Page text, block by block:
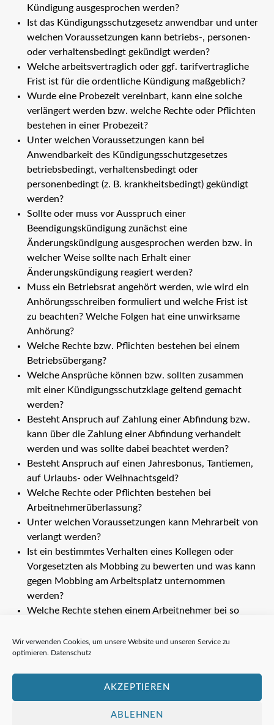
Wir verwenden Cookies, um unsere Website und unseren Service zu
optimieren. Datenschutz
AKZEPTIEREN
ABLEHNEN
Kündigung ausgesprochen werden?
Ist das Kündigungsschutzgesetz anwendbar und unter
welchen Voraussetzungen kann betriebs-, personen-
oder verhaltensbedingt gekündigt werden?
Welche arbeitsvertraglich oder ggf. tarifvertragliche
Frist ist für die ordentliche Kündigung maßgeblich?
Wurde eine Probezeit vereinbart, kann eine solche
verlängert werden bzw. welche Rechte oder Pflichten
bestehen in einer Probezeit?
Unter welchen Voraussetzungen kann bei
Anwendbarkeit des Kündigungsschutzgesetzes
betriebsbedingt, verhaltensbedingt oder
personenbedingt (z. B. krankheitsbedingt) gekündigt
werden?
Sollte oder muss vor Ausspruch einer
Beendigungskündigung zunächst eine
Änderungskündigung ausgesprochen werden bzw. in
welcher Weise sollte nach Erhalt einer
Änderungskündigung reagiert werden?
Muss ein Betriebsrat angehört werden, wie wird ein
Anhörungsschreiben formuliert und welche Frist ist
zu beachten? Welche Folgen hat eine unwirksame
Anhörung?
Welche Rechte bzw. Pflichten bestehen bei einem
Betriebsübergang?
Welche Ansprüche können bzw. sollten zusammen
mit einer Kündigungsschutzklage geltend gemacht
werden?
Besteht Anspruch auf Zahlung einer Abfindung bzw.
kann über die Zahlung einer Abfindung verhandelt
werden und was sollte dabei beachtet werden?
Besteht Anspruch auf einen Jahresbonus, Tantiemen,
auf Urlaubs- oder Weihnachtsgeld?
Welche Rechte oder Pflichten bestehen bei
Arbeitnehmerüberlassung?
Unter welchen Voraussetzungen kann Mehrarbeit von
verlangt werden?
Ist ein bestimmtes Verhalten eines Kollegen oder
Vorgesetzten als Mobbing zu bewerten und was kann
gegen Mobbing am Arbeitsplatz unternommen
werden?
Welche Rechte stehen einem Arbeitnehmer bei so
Welche Haftungsrisiken bestehen für Arbeitgeber bei
drohender Scheinselbständigkeit z. B. eines freien
Unter welchen Voraussetzungen wird von der Agentur
Arbeitslosengeld I eine Sperrfrist verhängt?